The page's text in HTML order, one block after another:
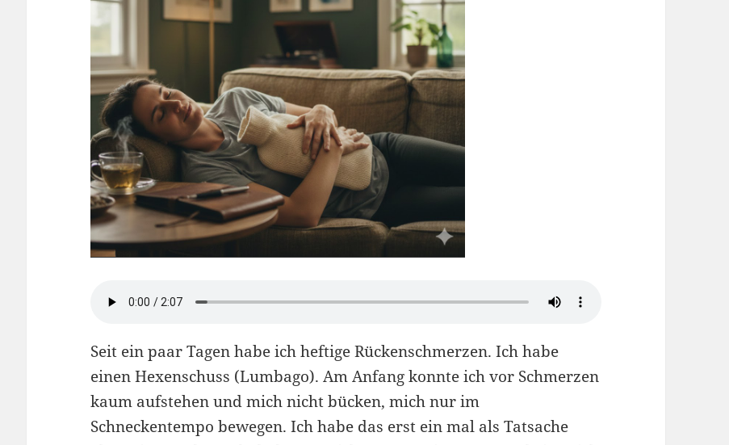
Seit ein paar Tagen habe ich heftige Rückenschmerzen. Ich habe
einen Hexenschuss (Lumbago). Am Anfang konnte ich vor Schmerzen
kaum aufstehen und mich nicht bücken, mich nur im
Schneckentempo bewegen. Ich habe das erst ein mal als Tatsache